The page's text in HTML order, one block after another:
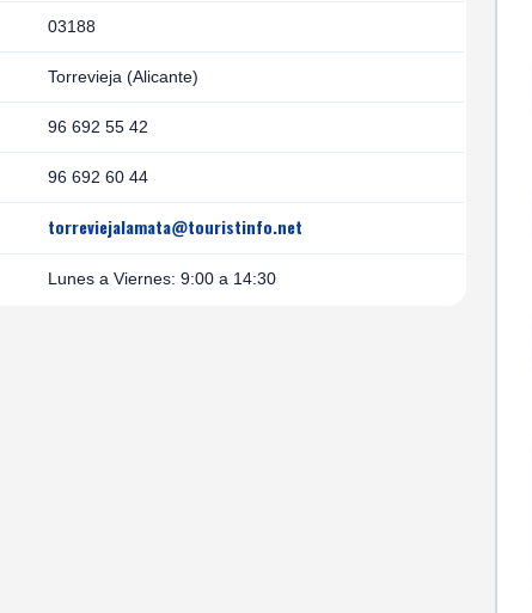
03188
Torrevieja (Alicante)
96 692 55 42
96 692 60 44
torreviejalamata@touristinfo.net
Lunes a Viernes: 9:00 a 14:30